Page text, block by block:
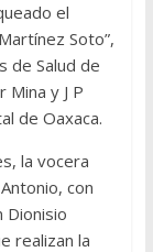
el
Soto”,
de Salud de
Mina y J P
de Oaxaca.
la vocera
con
Dionisio
realizan la